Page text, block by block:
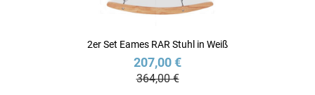
2er Set Eames RAR Stuhl in Weiß
207,00 €
364,00 €